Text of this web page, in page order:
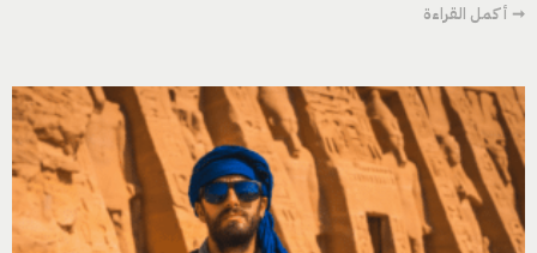
➞ أكمل القراءة